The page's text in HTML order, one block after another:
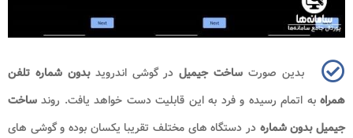
بدین صورت ساخت جیمیل در گوشی اندرویدبدون شماره تلفن
همراهبه اتمام رسیده و فرد به این قابلیت دست خواهد یافت. روندساخت
جیمیل بدون شماره در دستگاه های مختلف تقریبا یکسان بوده و گوشی های